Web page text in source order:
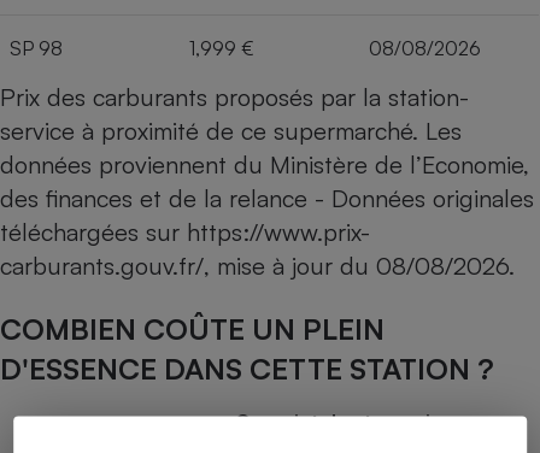
SP 98 1,999 € 08/08/2026
Prix des carburants proposés par la station-
service à proximité de ce supermarché. Les
données proviennent du Ministère de l’Economie,
des finances et de la relance - Données originales
téléchargées sur https://www.prix-
carburants.gouv.fr/, mise à jour du 08/08/2026.
COMBIEN COÛTE UN PLEIN
D'ESSENCE DANS CETTE STATION ?
Capacité du réservoir